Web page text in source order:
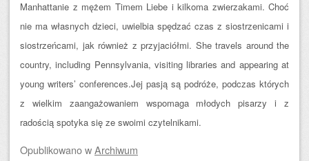
Manhattanie z mężem Timem Liebe i kilkoma zwierzakami. Choć
nie ma własnych dzieci, uwielbia spędzać czas z siostrzenicami i
siostrzeńcami, jak również z przyjaciółmi. She travels around the
country, including Pennsylvania, visiting libraries and appearing at
young writers’ conferences.Jej pasją są podróże, podczas których
z wielkim zaangażowaniem wspomaga młodych pisarzy i z
radością spotyka się ze swoimi czytelnikami.
OpublikowanowArchiwum